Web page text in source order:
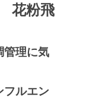
花粉飛
管理に気
ルエン